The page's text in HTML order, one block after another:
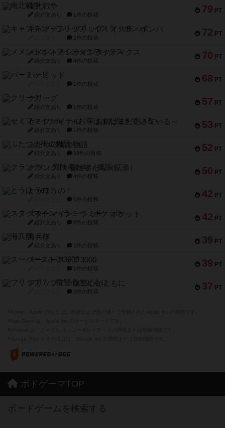
79 PT
南北戦争
紹介文あり 1件の投稿
72 PT
キャプテン・フリップ：イスラ・ボンバ
2件の投稿
70 PT
メメントオンラインタクティクス
紹介文あり 4件の投稿
68 PT
パーミッド
1件の投稿
57 PT
クリーグ
紹介文あり 1件の投稿
53 PT
セミファイナル ～お前はまだ生きている～
紹介文あり 1件の投稿
52 PT
ふたつの街の物語
紹介文あり 18件の投稿
50 PT
クランク! ：冒険者たち（拡張）
紹介文あり 4件の投稿
42 PT
とうほうの！
1件の投稿
42 PT
スターマイン・ラミー ポケット
紹介文あり 2件の投稿
39 PT
海兵隊
紹介文あり 1件の投稿
39 PT
スーパーストア3000
1件の投稿
37 PT
フリップ７：復讐心とともに
2件の投稿
ボドゲーマTOP
ボードゲームを検索する